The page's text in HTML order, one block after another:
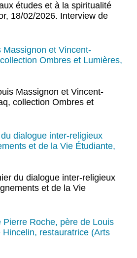
études et à la spiritualité
18/02/2026. Interview de
et Vincent-
Ombres et Lumières,
Massignon et Vincent-
collection Ombres et
dialogue inter-religieux
et de la Vie Étudiante,
du dialogue inter-religieux
et de la Vie
Pierre Roche, père de Louis
Hincelin, restauratrice (Arts